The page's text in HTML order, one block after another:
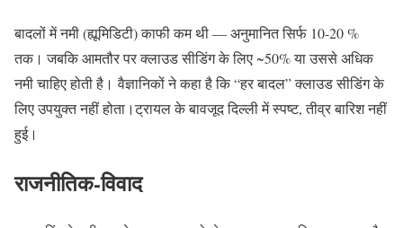
बादलों में नमी (ह्यूमिडिटी) काफी कम थी — अनुमानित सिर्फ 10-20 %
तक। जबकि आमतौर पर क्लाउड सीडिंग के लिए ~50% या उससे अधिक
नमी चाहिए होती है। वैज्ञानिकों ने कहा है कि “हर बादल” क्लाउड सीडिंग के
लिए उपयुक्त नहीं होता।ट्रायल के बावजूद दिल्ली में स्पष्ट, तीव्र बारिश नहीं
हुई।
राजनीतिक-विवाद